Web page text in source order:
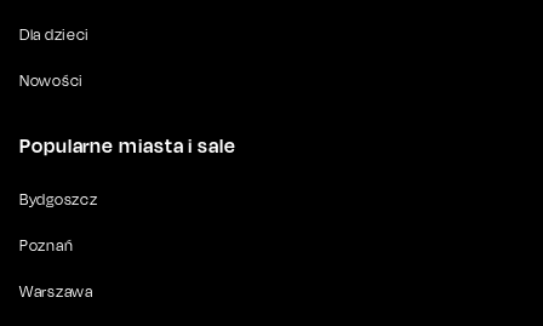
Dla dzieci
Nowości
Popularne miasta i sale
Bydgoszcz
Poznań
Warszawa